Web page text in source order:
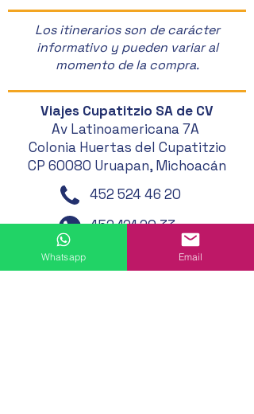
Los itinerarios son de carácter
informativo y pueden variar al
momento de la compra.
Viajes Cupatitzio SA de CV
Av Latinoamericana 7A
Colonia Huertas del Cupatitzio
CP 60080 Uruapan, Michoacán
452 524 46 20
452 121 20 33
Whatsapp Email